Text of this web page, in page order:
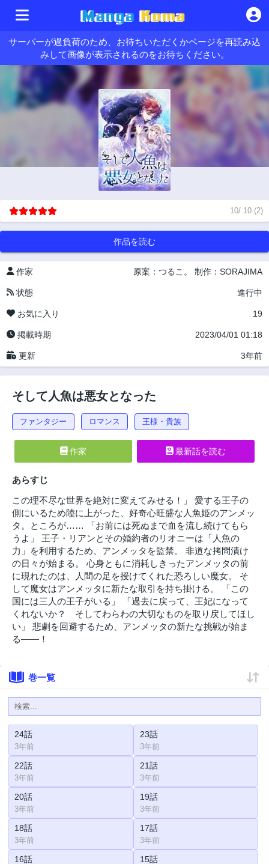
サーバーが過負荷のため、お待ちいただくかページを再読み込
みして画像が表示されるのをお待ちください。
10/ 10 (2)
作品を読む
作家 原案：つるこ。 制作：SORAJIMA
状態 進行中
お気に入り 19
掲載時期 2023/04/01 01:18
更新 3年前
そして人魚は悪女となった
ファンタジー ロマンス 王様・貴族
作家 最新話を読む
あらすじ
この理不尽な世界を絶対に変えてみせる！」 愛する王子の
側にいるため陸に上がった、好奇心旺盛な人魚姫のアンメッ
タ。ところが…… 「お前には死ぬまで血を流し続けてもら
うよ」 王子・リアンとその婚約者のリオニーは「人魚の
力」を利用するため、アンメッタを監禁。 非道な拷問漬け
の日々が始まる。 心身ともに消耗しきったアンメッタの前
に現れたのは、人間の足を授けてくれた恐ろしい魔女。 そ
して魔女はアンメッタに新たな取引を持ち掛ける。 「この
国には三人の王子がいる」 「過去に戻って、王妃になって
くれないか？ そしてわらわの大切なものを取り戻してほし
い」 悲劇を回避するため、アンメッタの新たな挑戦が始ま
る――！
巻一覧
24話
3年前
23話
3年前
22話
3年前
21話
3年前
20話
3年前
19話
3年前
18話
3年前
17話
3年前
16話 15話